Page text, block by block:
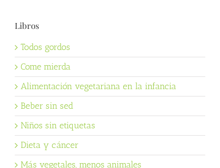
Libros
Todos gordos
Come mierda
Alimentación vegetariana en la infancia
Beber sin sed
Niños sin etiquetas
Dieta y cáncer
Más vegetales, menos animales